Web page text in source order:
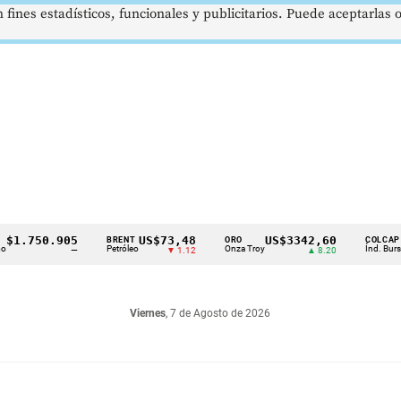
BRENT
Petróleo
US$73,48
▼ 1.12 Onza Troy
US$3342,60
▲ 8.20
COLCAP
Índ. Bursátil
Viernes, 7 de Agosto de 2026
estadísticos, funcionales y publicitarios. Puede aceptarlas